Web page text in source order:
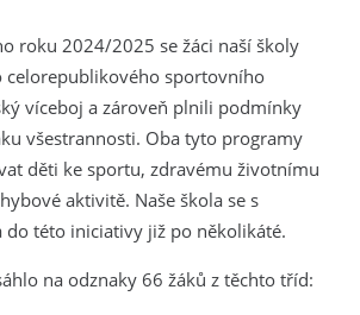
roku 2024/2025 se žáci naší školy
celorepublikového sportovního
víceboj a zároveň plnili podmínky
všestrannosti. Oba tyto programy
děti ke sportu, zdravému životnímu
aktivitě. Naše škola se s
do této iniciativy již po několikáté.
na odznaky 66 žáků z těchto tříd: